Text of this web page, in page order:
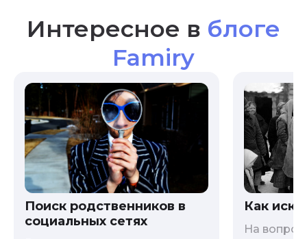
Интересное в блоге
Famiry
Поиск родственников в
социальных сетях
Как
На вопрос